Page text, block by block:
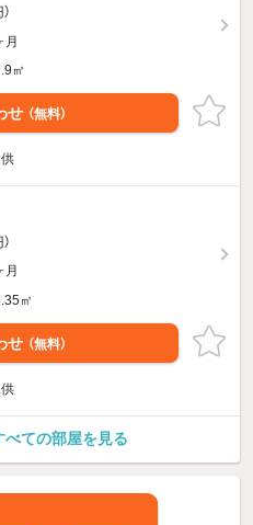
月
㎡
せ （無料）
月
㎡
せ （無料）
ての部屋を見る